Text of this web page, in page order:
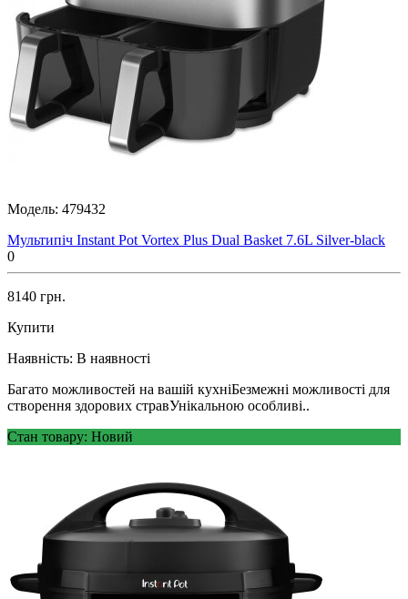
Модель: 479432
Мультипіч Instant Pot Vortex Plus Dual Basket 7.6L Silver-black
0
8140 грн.
Купити
Наявність: В наявності
Багато можливостей на вашій кухніБезмежні можливості для
створення здорових стравУнікальною особливі..
Стан товару: Новий